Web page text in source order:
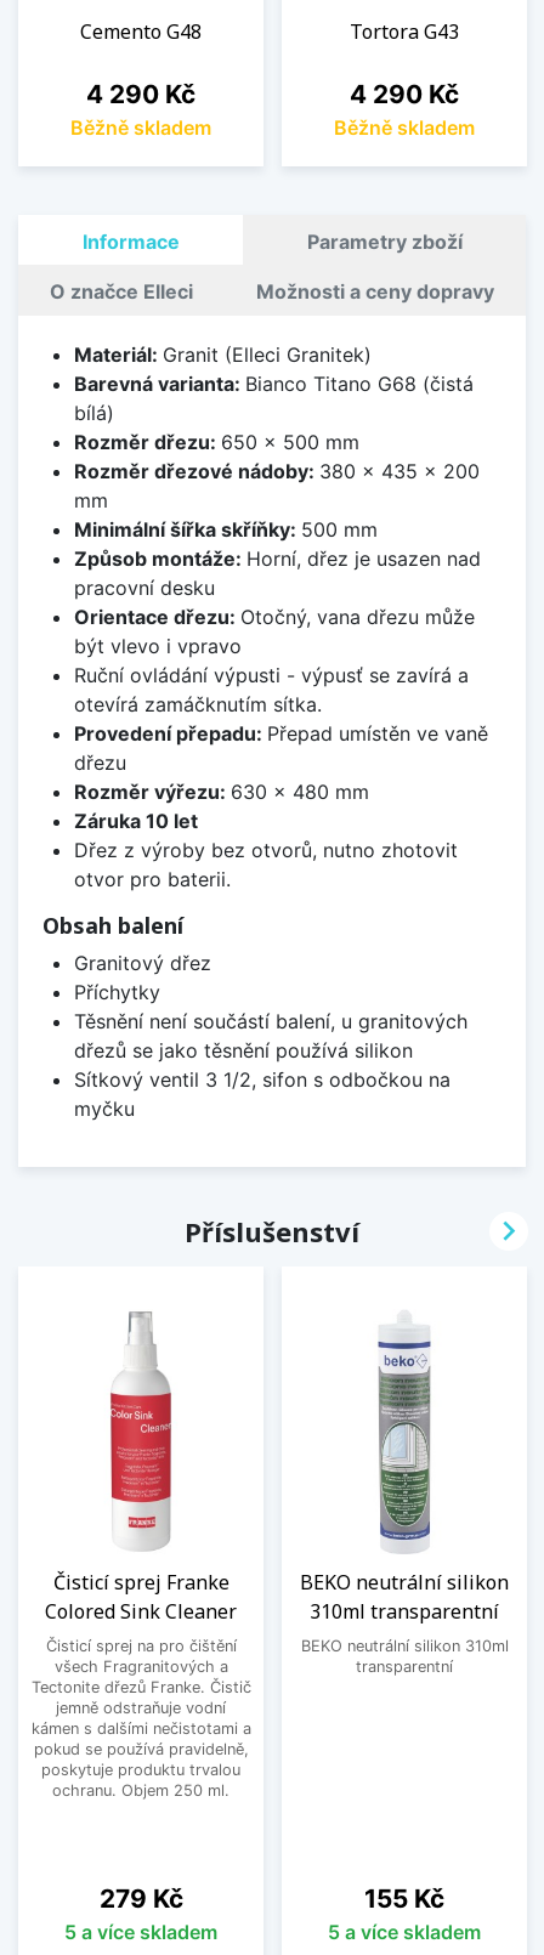
Cemento G48
Cena
4 290 Kč
Běžně skladem
Tortora G43
Cena
4 290 Kč
Běžně skladem
Informace Parametry zboží
O značce Elleci Možnosti a ceny dopravy
Materiál: Granit (Elleci Granitek)
Barevná varianta: Bianco Titano G68 (čistá
bílá)
Rozměr dřezu: 650 x 500 mm
Rozměr dřezové nádoby: 380 x 435 x 200
mm
Minimální šířka skříňky: 500 mm
Způsob montáže: Horní, dřez je usazen nad
pracovní desku
Orientace dřezu: Otočný, vana dřezu může
být vlevo i vpravo
Ruční ovládání výpusti - výpusť se zavírá a
otevírá zamáčknutím sítka.
Provedení přepadu: Přepad umístěn ve vaně
dřezu
Rozměr výřezu: 630 x 480 mm
Záruka 10 let
Dřez z výroby bez otvorů, nutno zhotovit
otvor pro baterii.
Obsah balení
Granitový dřez
Příchytky
Těsnění není součástí balení, u granitových
dřezů se jako těsnění používá silikon
Sítkový ventil 3 1/2, sifon s odbočkou na
myčku
Příslušenství
Čisticí sprej Franke
Colored Sink Cleaner
Čisticí sprej na pro čištění
všech Fragranitových a
Tectonite dřezů Franke. Čistič
jemně odstraňuje vodní
kámen s dalšími nečistotami a
pokud se používá pravidelně,
poskytuje produktu trvalou
ochranu. Objem 250 ml.
Cena
279 Kč
5 a více skladem
BEKO neutrální silikon
310ml transparentní
BEKO neutrální silikon 310ml
transparentní
Cena
155 Kč
5 a více skladem
